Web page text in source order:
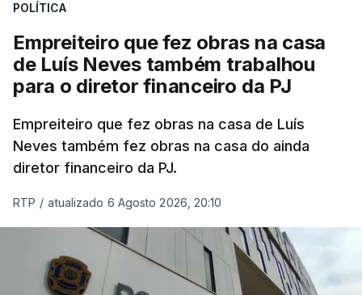
POLÍTICA
Empreiteiro que fez obras na casa
de Luís Neves também trabalhou
para o diretor financeiro da PJ
Empreiteiro que fez obras na casa de Luís
Neves também fez obras na casa do ainda
diretor financeiro da PJ.
RTP / atualizado 6 Agosto 2026, 20:10